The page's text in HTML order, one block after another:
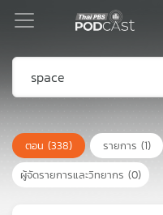
Podcast
เพล
ย์
ลิ
ตอน (338) รายการ (1)
ผู้จัดรายการและวิทยากร (0)